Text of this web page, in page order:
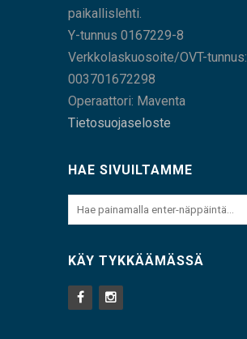
paikallislehti.
Y-tunnus 0167229-8
Verkkolaskuosoite/OVT-tunnus:
003701672298
Operaattori: Maventa
Tietosuojaseloste
HAE SIVUILTAMME
KÄY TYKKÄÄMÄSSÄ